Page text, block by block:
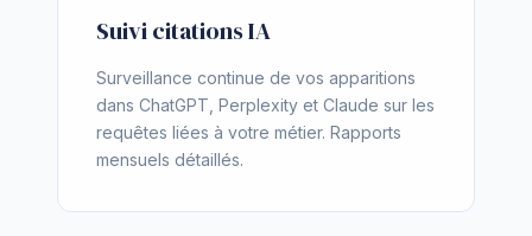
Suivi citations IA
Surveillance continue de vos apparitions
dans ChatGPT, Perplexity et Claude sur les
requêtes liées à votre métier. Rapports
mensuels détaillés.